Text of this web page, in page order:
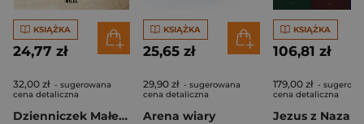
KSIĄŻKA
24,77 zł
32,00 zł - sugerowana
cena detaliczna
Dzienniczek Małego Krzyżowca
KSIĄŻKA
25,65 zł
29,90 zł - sugerowana
cena detaliczna
Arena wiary
KSIĄŻKA
106,81 zł
179,00 zł -
cena detaliczna